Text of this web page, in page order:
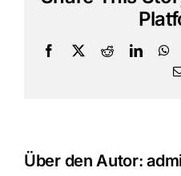
Facebook
X Reddit
Über den Autor: